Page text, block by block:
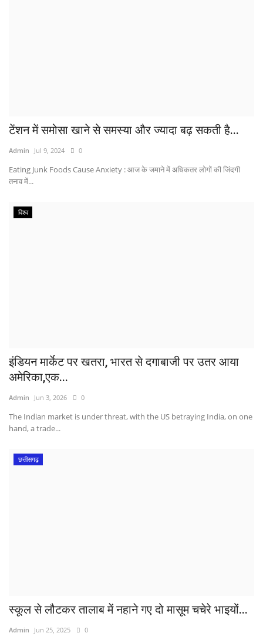
टेंशन में समोसा खाने से समस्या और ज्यादा बढ़ सकती है...
Admin Jul 9, 2024 0
Eating Junk Foods Cause Anxiety : आज के जमाने में अधिकतर लोगों की जिंदगी
तनाव में...
विश्व
इंडियन मार्केट पर खतरा, भारत से दगाबाजी पर उतर आया
अमेरिका,एक...
Admin Jun 3, 2026 0
The Indian market is under threat, with the US betraying India, on one
hand, a trade...
छत्तीसगढ़
स्कूल से लौटकर तालाब में नहाने गए दो मासूम चचेरे भाइयों...
Admin Jun 25, 2025 0